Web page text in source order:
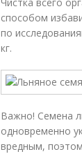
способом
по
кг.
Важно! Семена
одновременно
вредным,